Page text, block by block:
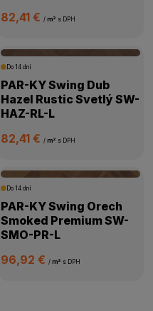
82,41 € / m² s DPH
Do 14 dní
PAR-KY Swing Dub
Hazel Rustic Svetlý SW-
HAZ-RL-L
82,41 € / m² s DPH
Do 14 dní
PAR-KY Swing Orech
Smoked Premium SW-
SMO-PR-L
96,92 € / m² s DPH